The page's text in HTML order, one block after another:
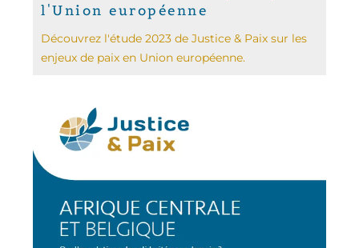
l'Union européenne
Découvrez l'étude 2023 de Justice & Paix sur les
enjeux de paix en Union européenne.